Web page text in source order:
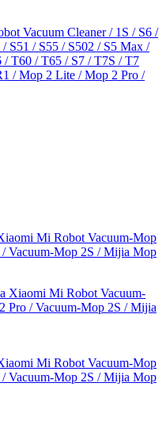
Vacuum Cleaner / 1S / S6 /
S51 / S55 / S502 / S5 Max /
/ T60 / T65 / S7 / T7S / T7
/ Mop 2 Lite / Mop 2 Pro /
Mi Robot Vacuum-Mop
Vacuum-Mop 2S / Mijia Mop
Mi Robot Vacuum-Mop
Vacuum-Mop 2S / Mijia Mop